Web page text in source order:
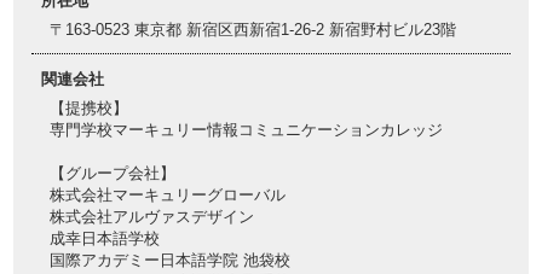
〒163-0523 東京都 新宿区西新宿1-26-2 新宿野村ビル23階
関連会社
【提携校】
専門学校マーキュリー情報コミュニケーションカレッジ
【グループ会社】
株式会社マーキュリーグローバル
株式会社アルヴァスデザイン
成幸日本語学校
国際アカデミー日本語学院 池袋校